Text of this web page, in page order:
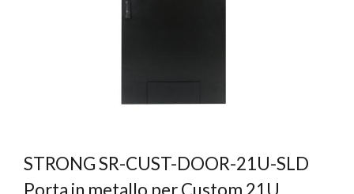
STRONG SR-CUST-DOOR-21U-SLD
Porta in metallo per Custom 21U